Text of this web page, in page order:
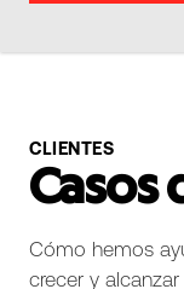
CLIENTES
Casos
Cómo hemos
crecer y